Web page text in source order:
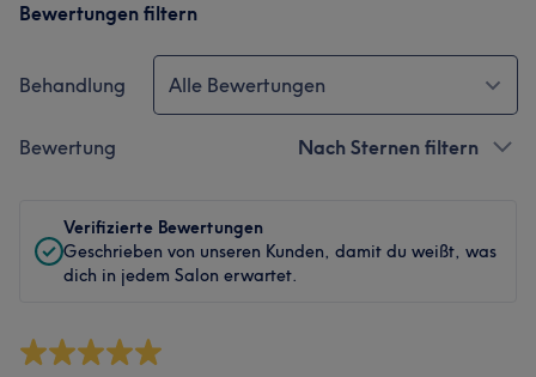
Bewertungen filtern
Behandlung Alle Bewertungen
Bewertung Nach Sternen filtern
Verifizierte Bewertungen
Geschrieben von unseren Kunden, damit du weißt, was
dich in jedem Salon erwartet.